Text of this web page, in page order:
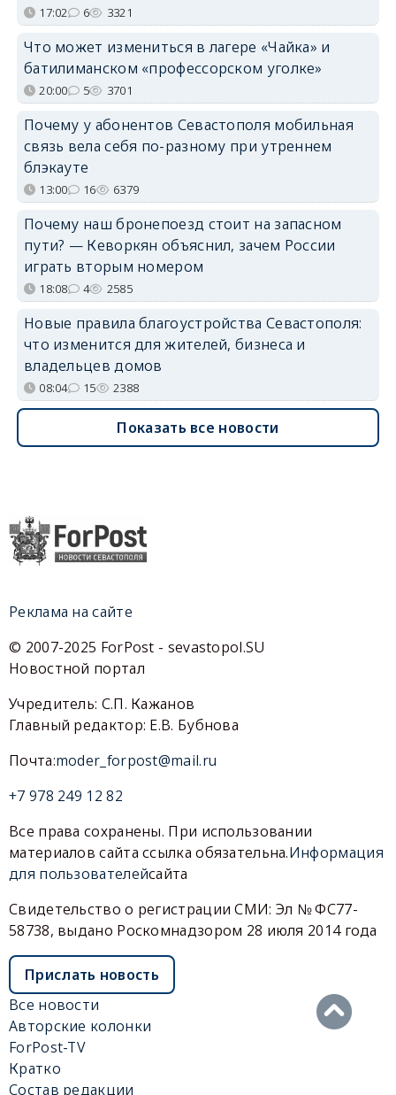
17:02 6 3321
Что может измениться в лагере «Чайка» и
батилиманском «профессорском уголке»
20:00 5 3701
Почему у абонентов Севастополя мобильная
связь вела себя по-разному при утреннем
блэкауте
13:00 16 6379
Почему наш бронепоезд стоит на запасном
пути? — Кеворкян объяснил, зачем России
играть вторым номером
18:08 4 2585
Новые правила благоустройства Севастополя:
что изменится для жителей, бизнеса и
владельцев домов
08:04 15 2388
Показать все новости
Реклама на сайте
© 2007-2025 ForPost - sevastopol.SU
Новостной портал
Учредитель: С.П. Кажанов
Главный редактор: Е.В. Бубнова
Почта:moder_forpost@mail.ru
+7 978 249 12 82
Все права сохранены. При использовании
материалов сайта ссылка обязательна.Информация
для пользователейсайта
Свидетельство о регистрации СМИ: Эл № ФС77-
58738, выдано Роскомнадзором 28 июля 2014 года
Прислать новость
Все новости
Авторские колонки
ForPost-TV
Кратко
Состав редакции